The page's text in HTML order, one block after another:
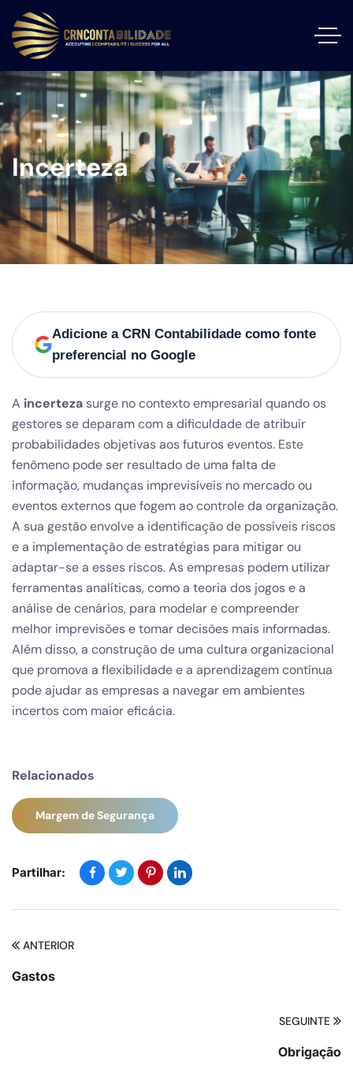
Incerteza
Adicione a CRN Contabilidade como fonte
preferencial no Google
A incerteza surge no contexto empresarial quando os
gestores se deparam com a dificuldade de atribuir
probabilidades objetivas aos futuros eventos. Este
fenômeno pode ser resultado de uma falta de
informação, mudanças imprevisíveis no mercado ou
eventos externos que fogem ao controle da organização.
A sua gestão envolve a identificação de possíveis riscos
e a implementação de estratégias para mitigar ou
adaptar-se a esses riscos. As empresas podem utilizar
ferramentas analíticas, como a teoria dos jogos e a
análise de cenários, para modelar e compreender
melhor imprevisões e tomar decisões mais informadas.
Além disso, a construção de uma cultura organizacional
que promova a flexibilidade e a aprendizagem contínua
pode ajudar as empresas a navegar em ambientes
incertos com maior eficácia.
Relacionados
Margem de Segurança
Partilhar:
ANTERIOR
Gastos
SEGUINTE
Obrigação